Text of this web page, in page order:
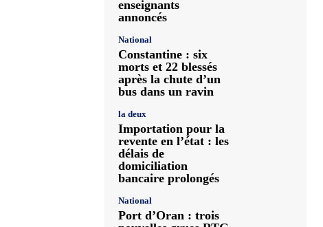
enseignants
annoncés
National
Constantine : six
morts et 22 blessés
après la chute d’un
bus dans un ravin
la deux
Importation pour la
revente en l’état : les
délais de
domiciliation
bancaire prolongés
National
Port d’Oran : trois